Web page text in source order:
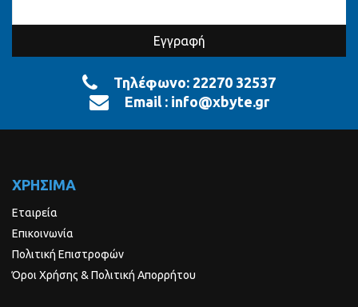
Τηλέφωνο: 22270 32537
Email : info@xbyte.gr
ΧΡΗΣΙΜΑ
Εταιρεία
Επικοινωνία
Πολιτική Επιστροφών
Όροι Χρήσης & Πολιτική Απορρήτου